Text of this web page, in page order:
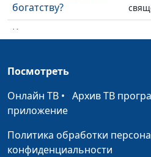
богатству?
Когда хорошее не
догмы человеческие
трагедии. Где же Бог?
Посмотреть
Онлайн ТВ • Архив ТВ
приложение
Политика обработки
конфиденциальности